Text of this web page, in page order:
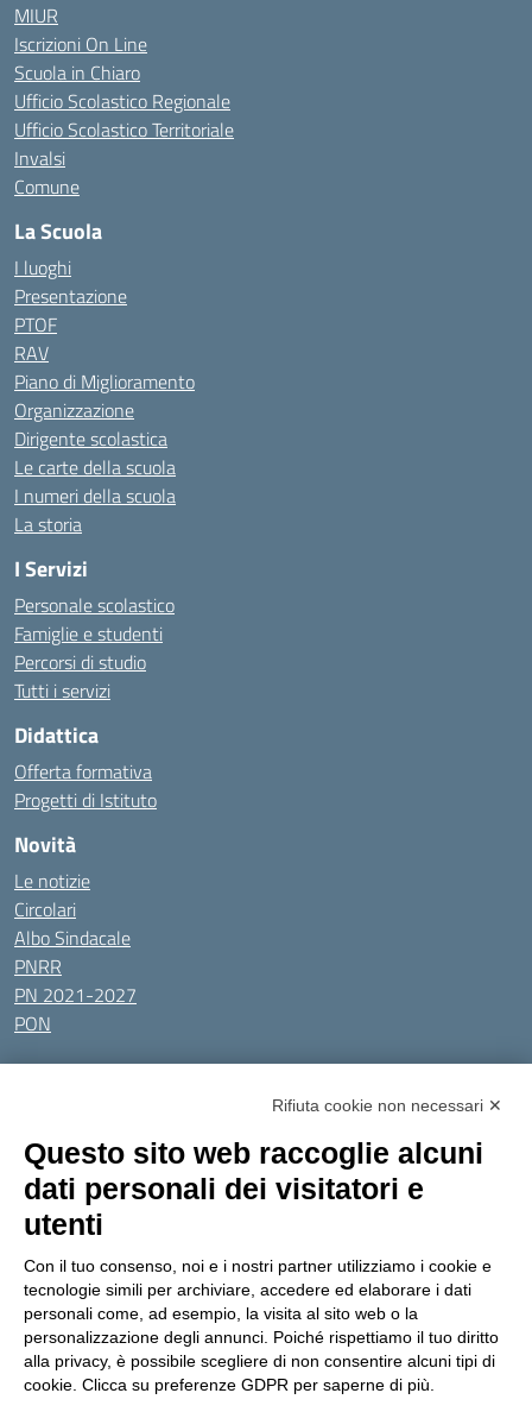
MIUR
Iscrizioni On Line
Scuola in Chiaro
Ufficio Scolastico Regionale
Ufficio Scolastico Territoriale
Invalsi
Comune
La Scuola
I luoghi
Presentazione
PTOF
RAV
Piano di Miglioramento
Organizzazione
Dirigente scolastica
Le carte della scuola
I numeri della scuola
La storia
I Servizi
Personale scolastico
Famiglie e studenti
Percorsi di studio
Tutti i servizi
Didattica
Offerta formativa
Progetti di Istituto
Novità
Le notizie
Circolari
Albo Sindacale
PNRR
PN 2021-2027
PON
Tutti gli argomenti
Amministrazione Trasparente
Privacy Policy
Dichiarazione di accessibilitàObiettivi di accessibilità
Seguici su:
Indirizzo:Via Gaetano Donizetti 30, Collegno
Centralino:0114053925 Email: toic8cg002@istruzione.it
Posta elettronica certificata (PEC):toic8cg002@pec.istruzione.it
Codice fiscale: 95641450010
Rifiuta cookie non necessari ✕
Questo sito web raccoglie alcuni
dati personali dei visitatori e
utenti
Con il tuo consenso, noi e i nostri partner utilizziamo i cookie e
tecnologie simili per archiviare, accedere ed elaborare i dati
personali come, ad esempio, la visita al sito web o la
personalizzazione degli annunci. Poiché rispettiamo il tuo diritto
alla privacy, è possibile scegliere di non consentire alcuni tipi di
cookie. Clicca su preferenze GDPR per saperne di più.